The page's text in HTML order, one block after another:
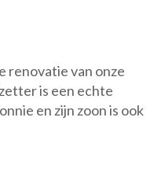
renovatie van onze
is een echte
en zijn zoon is ook